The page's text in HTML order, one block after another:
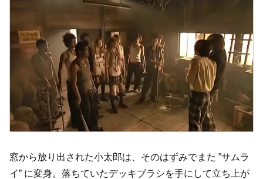
窓から放り出された小太郎は、そのはずみでまた ”サムラ
イ” に変身。落ちていたデッキブラシを手にして立ち上が